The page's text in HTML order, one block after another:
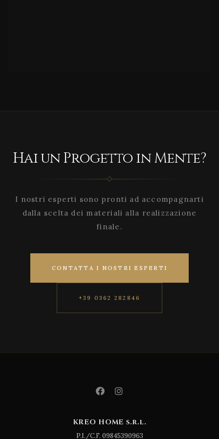
Hai un Progetto in Mente?
I nostri esperti sono pronti ad accompagnarti
dalla scelta dei materiali alla realizzazione
finale.
CONTATTA I NOSTRI ESPERTI
+39 0362 282846
KREO HOME s.r.l.
P.I./C.F. 09845390963